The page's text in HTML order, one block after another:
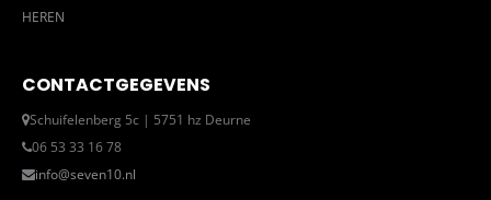
HEREN
CONTACTGEGEVENS
Schuifelenberg 5c | 5751 hz Deurne
06 53 33 16 78
info@seven10.nl